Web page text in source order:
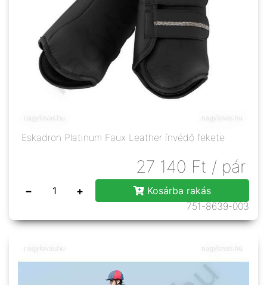
Eskadron Platinum Faux Leather ínvédő fekete
27 140 Ft / pár
− +
Kosárba rakás
751-8639-003